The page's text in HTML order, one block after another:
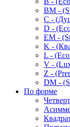
BM -
C -
D -
EM -
K -
L -
V -
Z -
DM -
По форме